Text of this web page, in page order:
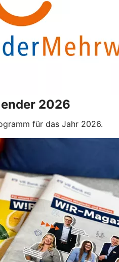
2026
für das Jahr 2026.